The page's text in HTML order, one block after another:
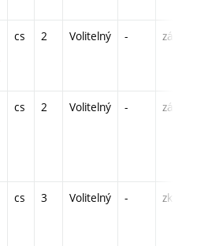
cs 2 Volitelný - zá
cs 2 Volitelný - zá
cs 3 Volitelný - zk